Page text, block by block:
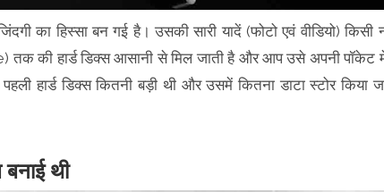
का हिस्सा बन गई है। उसकी सारी यादें (फोटो एवं वीडियो) किसी
तक की हार्ड डिक्स आसानी से मिल जाती है और आप उसे अपनी पॉकेट
हार्ड डिक्स कितनी बड़ी थी और उसमें कितना डाटा स्टोर किया
थी